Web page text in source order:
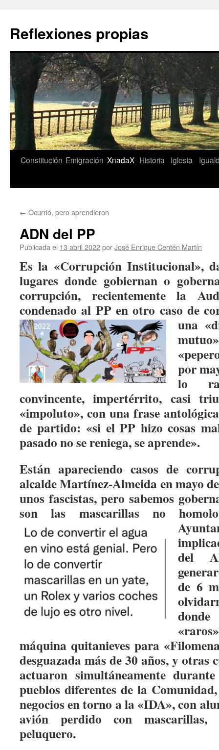
contenido
Reflexiones propias
Constitución Emigración XnadaX Historia Iglesia
← Ocurrió, pero aprendieron
ADN del PP
Publicada el 13 abril 2022porJosé Enrique Centén Martín
Es la «Corrupción Institucional»,
lugares donde gobiernan o
corrupción, recientemente la
condenado al PP en otro caso de
una
por
lo
convincente, impertérrito, casi
«impoluto», con una frase
de partido: «si el PP hizo cosas
pasado no se reniega, se aprende».
Están apareciendo casos de
alcalde Martínez-Almeida en mayo
unos fascistas, pero sabemos
son las mascarillas no
del
de 6
máquina quitanieves para
desguazada más de 30 años, y otras
actuaron simultáneamente
pueblos diferentes de la
negocios en torno a la «IDA», con
avión perdido con mascarillas,
peluquero.